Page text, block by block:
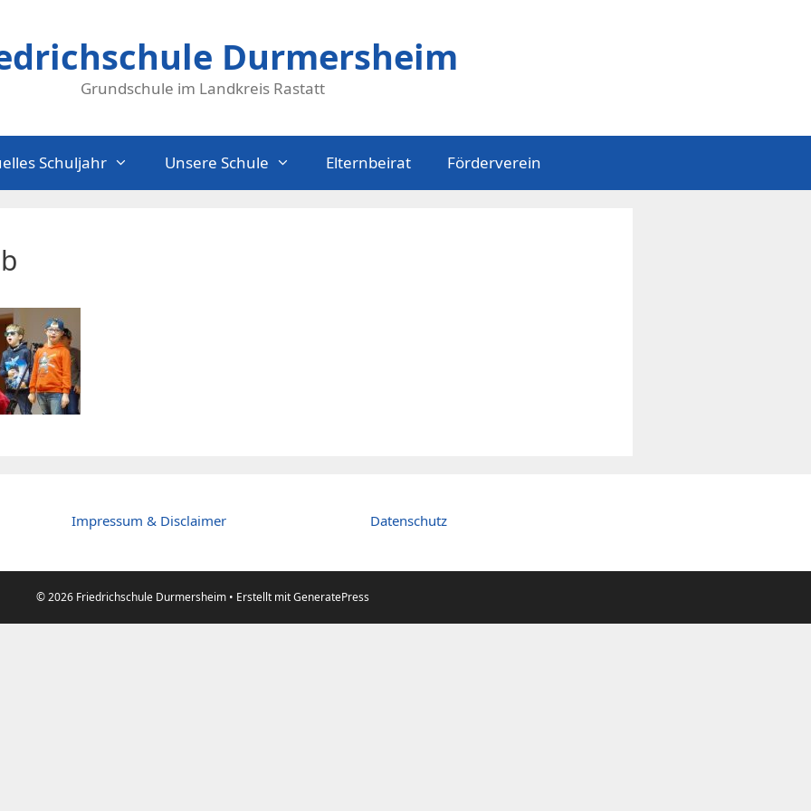
Durmersheim
Grundschule im Landkreis Rastatt
Schuljahr Unsere Schule Elternbeirat Förderverein
Impressum & Disclaimer Datenschutz
© 2026 Friedrichschule Durmersheim • Erstellt mitGeneratePress